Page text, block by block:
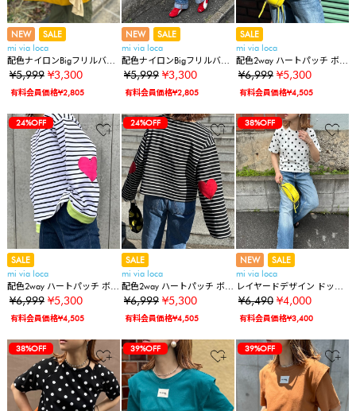
NEW
SALE
mi via loca
配色ナイロンBigフリルバッ
グ
¥5,999 ¥3,300
有料会員価格¥2,805
NEW
SALE
mi via loca
配色ナイロンBigフリルバッ
グ
¥5,999 ¥3,300
有料会員価格¥2,805
SALE
mi via loca
配色2way ハートパッチ ボー
ダーロンT
¥6,999 ¥5,300
有料会員価格¥4,505
24%OFF
SALE
mi via loca
配色2way ハートパッチ ボー
ダーロンT
¥6,999 ¥5,300
有料会員価格¥4,505
24%OFF
SALE
mi via loca
配色2way ハートパッチ ボー
ダーロンT
¥6,999 ¥5,300
有料会員価格¥4,505
38%OFF
NEW
SALE
mi via loca
レイヤードデザイン ドット
柄トップス
¥6,490 ¥4,000
有料会員価格¥3,400
38%OFF 39%OFF 39%OFF